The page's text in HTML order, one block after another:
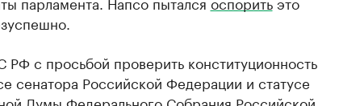
РФ с просьбой проверить конституционность
сенатора Российской Федерации и статусе